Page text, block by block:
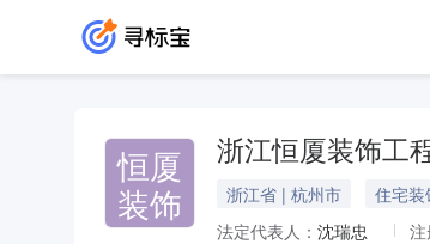
恒厦
装饰
浙江恒厦装饰工
浙江省 | 杭州市 住宅装
法定代表人： 沈瑞忠 注